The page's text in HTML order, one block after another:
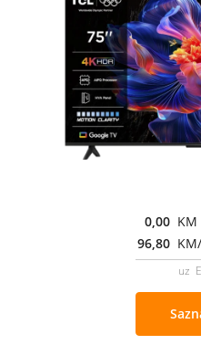
0,00
96,80
uz